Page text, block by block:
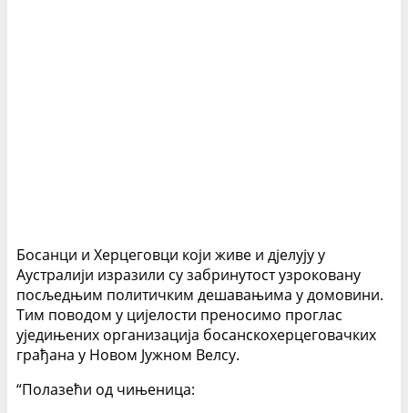
Босанци и Херцеговци који живе и дјелују у
Аустралији изразили су забринутост узроковану
посљедњим политичким дешавањима у домовини.
Тим поводом у цијелости преносимо проглас
уједињених организација босанскохерцеговачких
грађана у Новом Јужном Велсу.
“Полазећи од чињеница: